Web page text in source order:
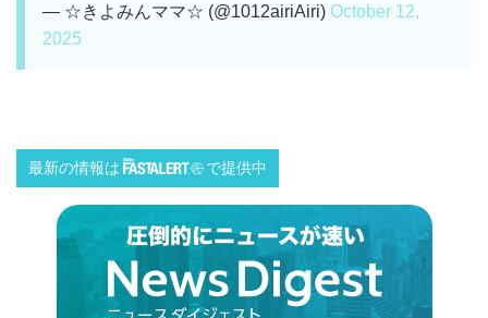
— ☆きよみんママ☆ (@1012airiAiri) October 12,
2025
最新の情報は で提供中